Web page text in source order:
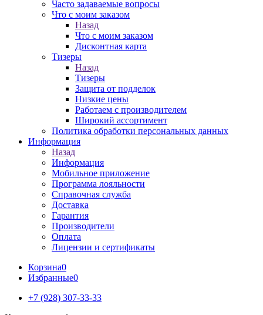
Часто задаваемые вопросы
Что с моим заказом
Назад
Что с моим заказом
Дисконтная карта
Тизеры
Назад
Тизеры
Защита от подделок
Низкие цены
Работаем с производителем
Широкий ассортимент
Политика обработки персональных данных
Информация
Назад
Информация
Мобильное приложение
Программа лояльности
Справочная служба
Доставка
Гарантия
Производители
Оплата
Лицензии и сертификаты
Корзина0
Избранные0
+7 (928) 307-33-33